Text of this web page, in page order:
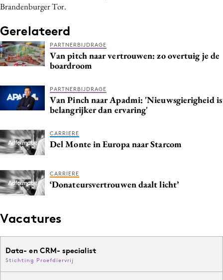
Data & Insights
Digital transformation
Diversiteit
Effectiviteit
Influencer marketing
Interne communicatie
Media
Merkstrategie
PR
Programmatic
Reputatie & crisis
Brandenburger Tor.
Gerelateerd
PARTNERBIJDRAGE
Van pitch naar vertrouwen: zo overtuig je de
boardroom
PARTNERBIJDRAGE
Van Pinch naar Apadmi: 'Nieuwsgierigheid is
belangrijker dan ervaring'
CARRIERE
Del Monte in Europa naar Starcom
CARRIERE
‘Donateursvertrouwen daalt licht’
Vacatures
Data- en CRM- specialist
Stichting Proefdiervrij